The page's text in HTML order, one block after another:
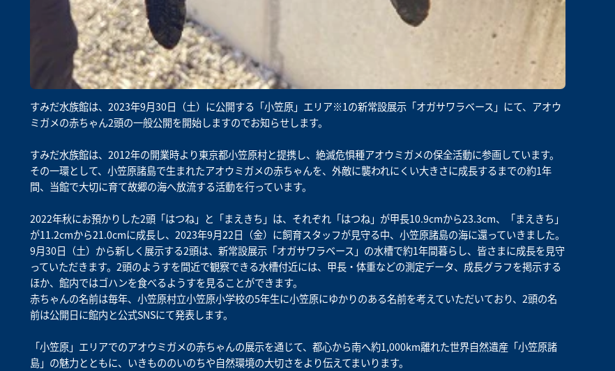
すみだ水族館は、2023年9月30日（土）に公開する「小笠原」エリア※1の新常設展示「オガサワラベース」にて、アオウ
ミガメの赤ちゃん2頭の一般公開を開始しますのでお知らせします。
すみだ水族館は、2012年の開業時より東京都小笠原村と提携し、絶滅危惧種アオウミガメの保全活動に参画しています。
その一環として、小笠原諸島で生まれたアオウミガメの赤ちゃんを、外敵に襲われにくい大きさに成長するまでの約1年
間、当館で大切に育て故郷の海へ放流する活動を行っています。
2022年秋にお預かりした2頭「はつね」と「まえきち」は、それぞれ「はつね」が甲長10.9cmから23.3cm、「まえきち」
が11.2cmから21.0cmに成長し、2023年9月22日（金）に飼育スタッフが見守る中、小笠原諸島の海に還っていきました。
9月30日（土）から新しく展示する2頭は、新常設展示「オガサワラベース」の水槽で約1年間暮らし、皆さまに成長を見守
っていただきます。2頭のようすを間近で観察できる水槽付近には、甲長・体重などの測定データ、成長グラフを掲示する
ほか、館内ではゴハンを食べるようすを見ることができます。
赤ちゃんの名前は毎年、小笠原村立小笠原小学校の5年生に小笠原にゆかりのある名前を考えていただいており、2頭の名
前は公開日に館内と公式SNSにて発表します。
「小笠原」エリアでのアオウミガメの赤ちゃんの展示を通じて、都心から南へ約1,000km離れた世界自然遺産「小笠原諸
島」の魅力とともに、いきもののいのちや自然環境の大切さをより伝えてまいります。